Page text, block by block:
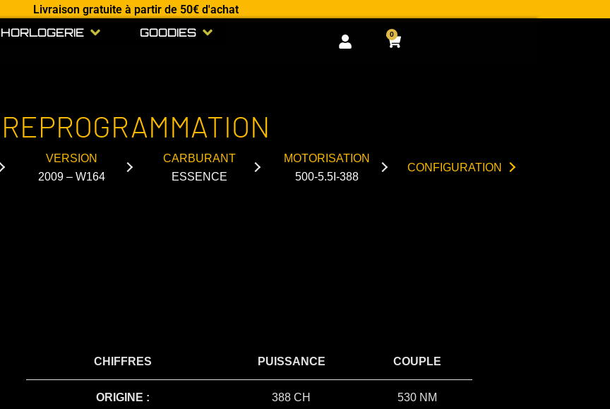
Livraison gratuite à partir de 50€ d'achat
0
Cart
HORLOGERIE Open HORLOGERIE
GOODIES Open GOODIES
REPROGRAMMATION
VERSION
2009 – W164
CARBURANT
ESSENCE
MOTORISATION
500-5.5I-388
CONFIGURATION
CHIFFRES PUISSANCE COUPLE
ORIGINE : 388 CH 530 NM